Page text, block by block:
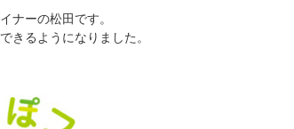
ナーの松田です。
きるようになりました。